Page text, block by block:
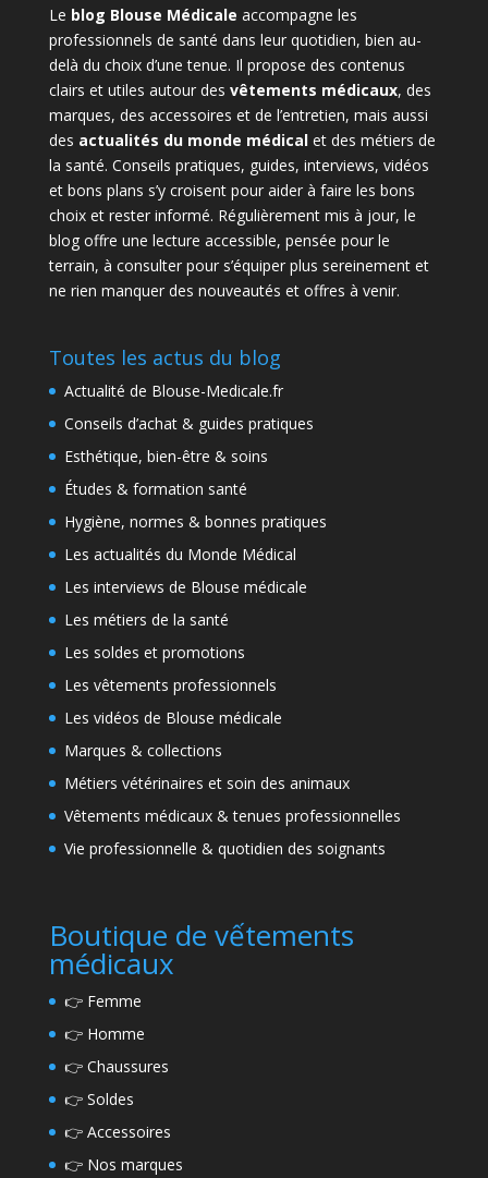
Le blog Blouse Médicale accompagne les
professionnels de santé dans leur quotidien, bien au-
delà du choix d’une tenue. Il propose des contenus
clairs et utiles autour des vêtements médicaux, des
marques, des accessoires et de l’entretien, mais aussi
des actualités du monde médicalet des métiers de
la santé. Conseils pratiques, guides, interviews, vidéos
et bons plans s’y croisent pour aider à faire les bons
choix et rester informé. Régulièrement mis à jour, le
blog offre une lecture accessible, pensée pour le
terrain, à consulter pour s’équiper plus sereinement et
ne rien manquer des nouveautés et offres à venir.
Toutes les actus du blog
Actualité de Blouse-Medicale.fr
Conseils d’achat & guides pratiques
Esthétique, bien-être & soins
Études & formation santé
Hygiène, normes & bonnes pratiques
Les actualités du Monde Médical
Les interviews de Blouse médicale
Les métiers de la santé
Les soldes et promotions
Les vêtements professionnels
Les vidéos de Blouse médicale
Marques & collections
Métiers vétérinaires et soin des animaux
Vêtements médicaux & tenues professionnelles
Vie professionnelle & quotidien des soignants
Boutique de vếtements
médicaux
👉 Femme
👉 Homme
👉 Chaussures
👉 Soldes
👉 Accessoires
👉 Nos marques